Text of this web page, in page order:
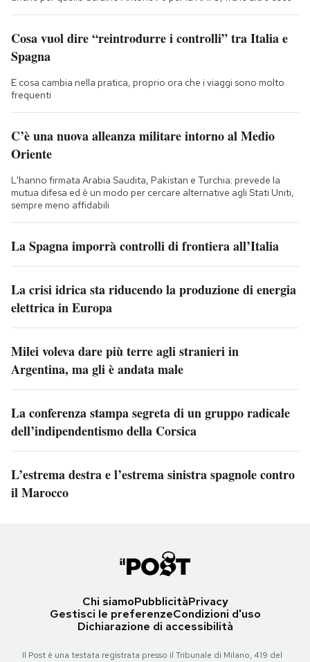
Cosa vuol dire “reintrodurre i controlli” tra Italia e
Spagna
E cosa cambia nella pratica, proprio ora che i viaggi sono molto
frequenti
C’è una nuova alleanza militare intorno al Medio
Oriente
L'hanno firmata Arabia Saudita, Pakistan e Turchia: prevede la
mutua difesa ed è un modo per cercare alternative agli Stati Uniti,
sempre meno affidabili
La Spagna imporrà controlli di frontiera all’Italia
La crisi idrica sta riducendo la produzione di energia
elettrica in Europa
Milei voleva dare più terre agli stranieri in
Argentina, ma gli è andata male
La conferenza stampa segreta di un gruppo radicale
dell’indipendentismo della Corsica
L’estrema destra e l’estrema sinistra spagnole contro
il Marocco
Chi siamoPubblicitàPrivacy
Gestisci le preferenzeCondizioni d'uso
Dichiarazione di accessibilità
Il Post è una testata registrata presso il Tribunale di Milano, 419 del